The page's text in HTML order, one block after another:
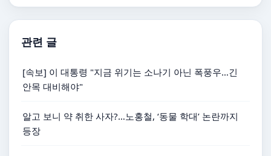
관련 글
[속보] 이 대통령 "지금 위기는 소나기 아닌 폭풍우…긴
안목 대비해야"
알고 보니 약 취한 사자?…노홍철, ‘동물 학대’ 논란까지
등장